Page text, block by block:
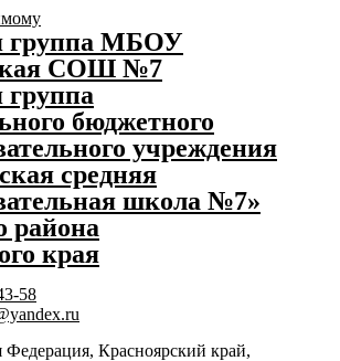
группа МБОУ
СОШ №7
бюджетного
учреждения
средняя
школа №7»
района
края
58
Федерация, Красноярский край,